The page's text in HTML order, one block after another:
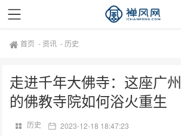
首页 - 资讯 - 历史
走进千年大佛寺：这座广
的佛教寺院如何浴火重生
历史 2023-12-18 18:47:23